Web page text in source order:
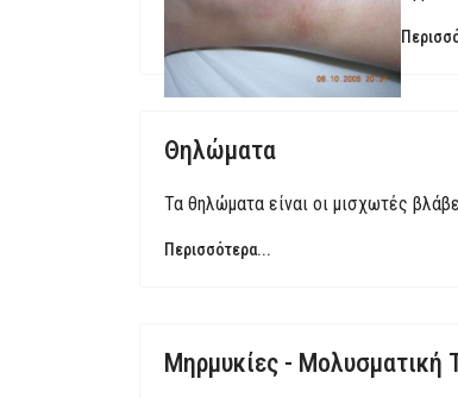
Θηλώματα
Τα θηλώματα είναι οι μισχωτές
Περισσότερα...
Μηρμυκίες - Μολυσματική